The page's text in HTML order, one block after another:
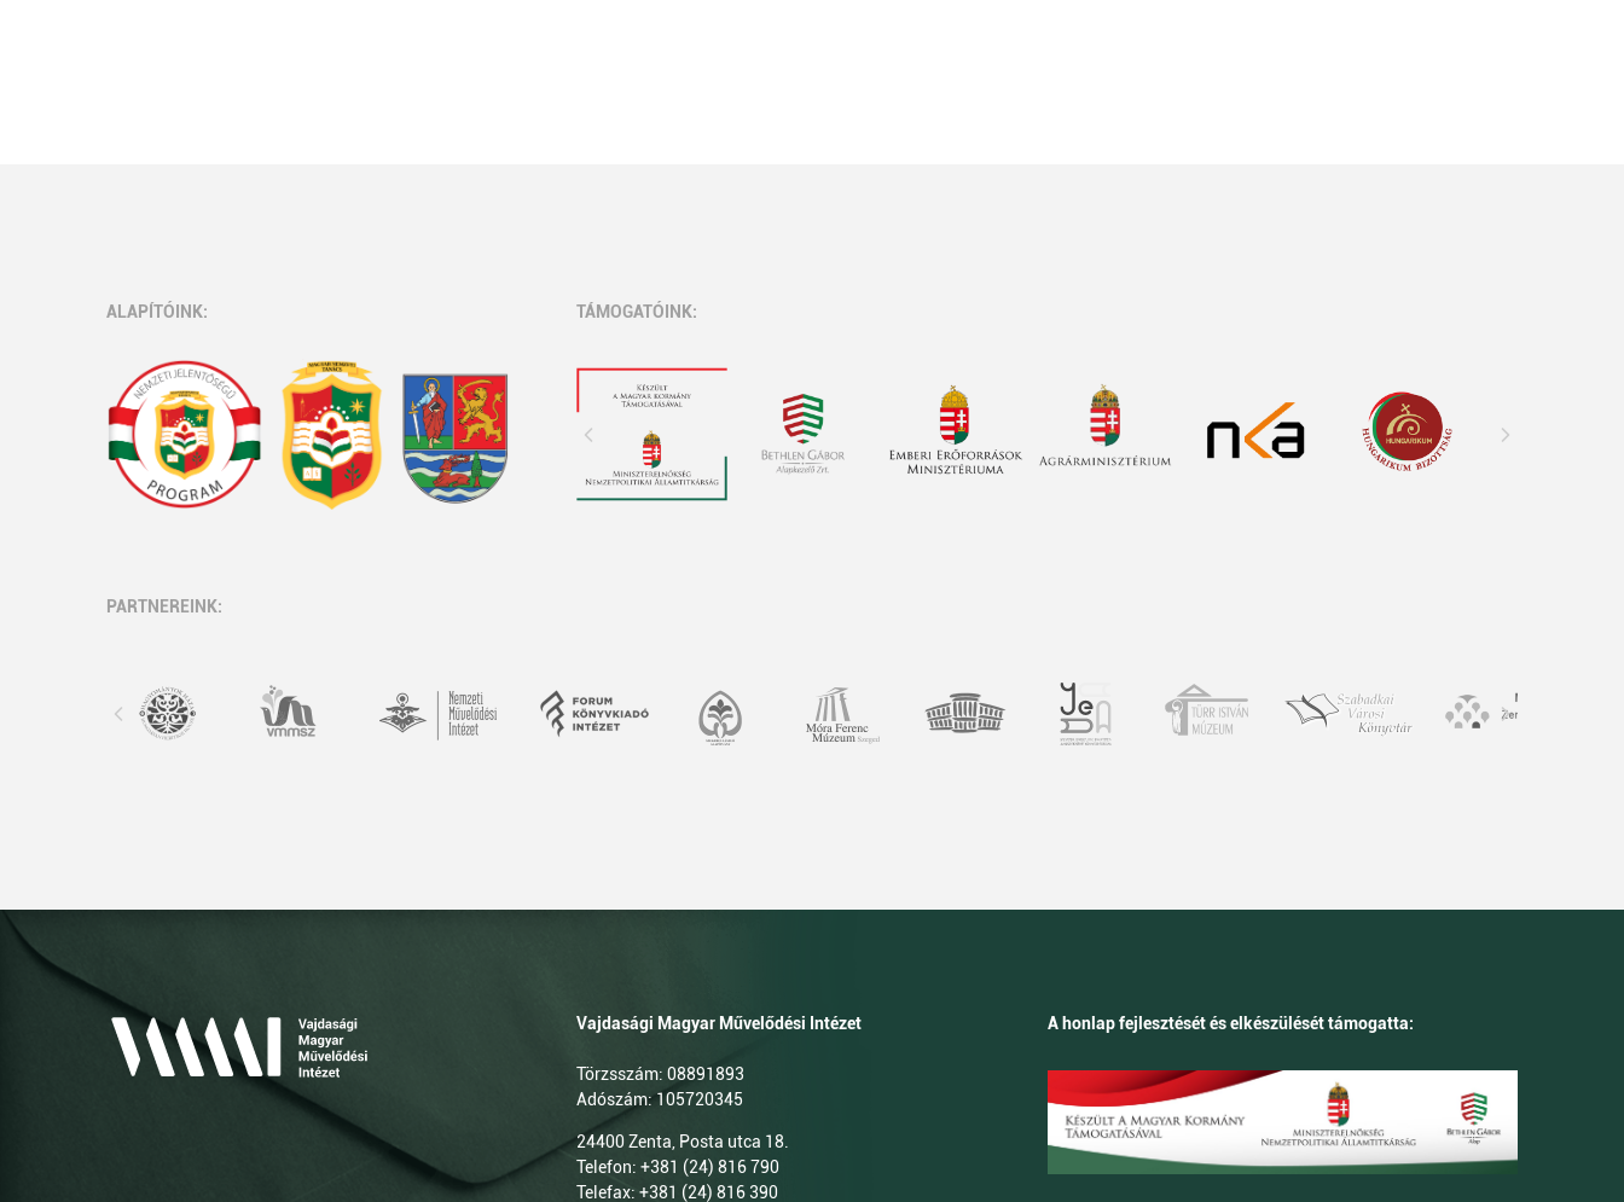
ALAPÍTÓINK: TÁMOGATÓINK:
PARTNEREINK:
Vajdasági Magyar Művelődési Intézet
Törzsszám: 08891893
Adószám: 105720345
24400 Zenta, Posta utca 18.
Telefon: +381 (24) 816 790
Telefax: +381 (24) 816 390
A honlap fejlesztését és elkészülését támogatta: